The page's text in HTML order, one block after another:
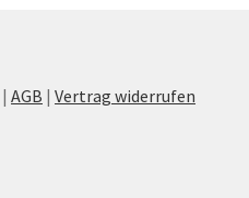
|AGB |Vertrag widerrufen